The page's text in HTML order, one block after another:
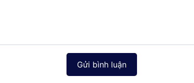
Gửi bình luận